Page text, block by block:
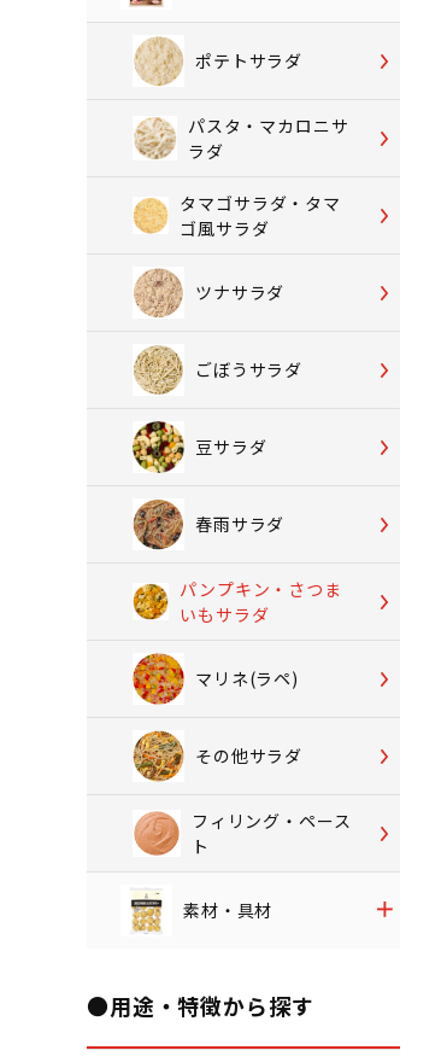
ポテトサラダ
パスタ・マカロニサ
ラダ
タマゴサラダ・タマ
ゴ風サラダ
ツナサラダ
ごぼうサラダ
豆サラダ
春雨サラダ
パンプキン・さつま
いもサラダ
マリネ(ラペ)
その他サラダ
フィリング・ペース
ト
素材・具材
●用途・特徴から探す